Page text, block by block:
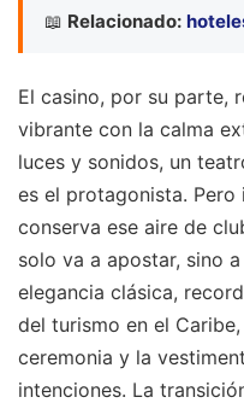
📖 Relacionado:
El casino, por su parte,
vibrante con la calma
luces y sonidos, un
es el protagonista.
conserva ese aire de
solo va a apostar, sino
elegancia clásica,
del turismo en el
ceremonia y la
intenciones. La